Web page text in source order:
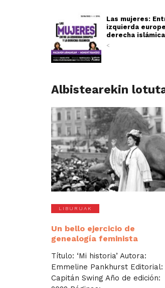
Las mujeres:
izquierda
derecha islámica
<
Albistearekin
LIBURUAK
Un bello ejercicio de
genealogía feminista
Título: ‘Mi historia’ Autora:
Emmeline Pankhurst Editorial:
Capitán Swing Año de edición: